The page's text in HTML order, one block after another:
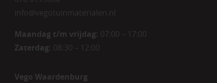
info@vegotuinmaterialen.nl
Maandag t/m vrijdag: 07:00 – 17:00
Zaterdag: 08:30 – 12:00
Vego Waardenburg